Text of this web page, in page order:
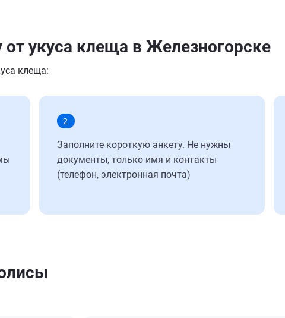
укуса клеща в Железногорске
клеща:
2
Заполните короткую анкету. Не нужны
документы, только имя и контакты
(телефон, электронная почта)